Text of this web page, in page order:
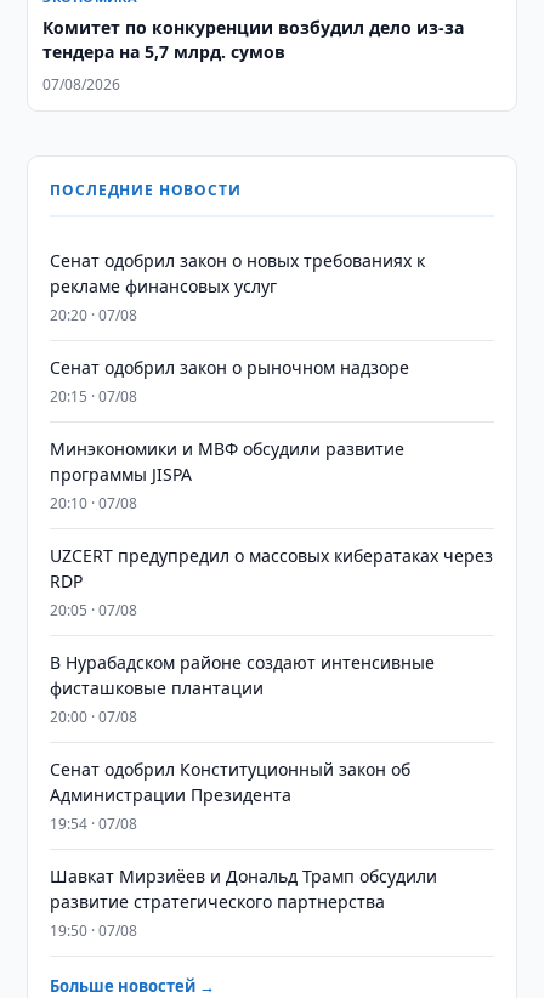
Комитет по конкуренции возбудил дело из-за
тендера на 5,7 млрд. сумов
07/08/2026
ПОСЛЕДНИЕ НОВОСТИ
Сенат одобрил закон о новых требованиях к
рекламе финансовых услуг
20:20 · 07/08
Сенат одобрил закон о рыночном надзоре
20:15 · 07/08
Минэкономики и МВФ обсудили развитие
программы JISPA
20:10 · 07/08
UZCERT предупредил о массовых кибератаках через
RDP
20:05 · 07/08
В Нурабадском районе создают интенсивные
фисташковые плантации
20:00 · 07/08
Сенат одобрил Конституционный закон об
Администрации Президента
19:54 · 07/08
Шавкат Мирзиёев и Дональд Трамп обсудили
развитие стратегического партнерства
19:50 · 07/08
Больше новостей →